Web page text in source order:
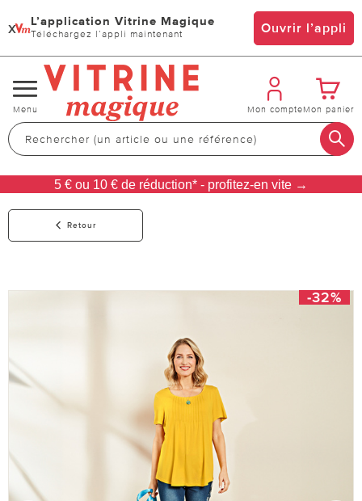
x L’application Vitrine Magique
Téléchargez l’appli maintenant Ouvrir l’appli
Changer
de
navigation
Menu Mon compteMon panier
5 € ou 10 € de réduction* - profitez-en vite →
Retour
-32%